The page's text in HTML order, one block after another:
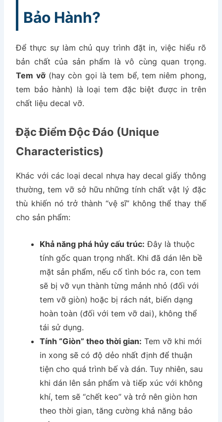
Bảo Hành?
Để thực sự làm chủ quy trình đặt in, việc hiểu rõ
bản chất của sản phẩm là vô cùng quan trọng.
Tem vỡ(hay còn gọi là tem bể, tem niêm phong,
tem bảo hành) là loại tem đặc biệt được in trên
chất liệu decal vỡ.
Đặc Điểm Độc Đáo (Unique
Characteristics)
Khác với các loại decal nhựa hay decal giấy thông
thường, tem vỡ sở hữu những tính chất vật lý đặc
thù khiến nó trở thành “vệ sĩ” không thể thay thế
cho sản phẩm:
Khả năng phá hủy cấu trúc: Đây là thuộc
tính gốc quan trọng nhất. Khi đã dán lên bề
mặt sản phẩm, nếu cố tình bóc ra, con tem
sẽ bị vỡ vụn thành từng mảnh nhỏ (đối với
tem vỡ giòn) hoặc bị rách nát, biến dạng
hoàn toàn (đối với tem vỡ dai), không thể
tái sử dụng.
Tính “Giòn” theo thời gian: Tem vỡ khi mới
in xong sẽ có độ dẻo nhất định để thuận
tiện cho quá trình bế và dán. Tuy nhiên, sau
khi dán lên sản phẩm và tiếp xúc với không
khí, tem sẽ “chết keo” và trở nên giòn hơn
theo thời gian, tăng cường khả năng bảo